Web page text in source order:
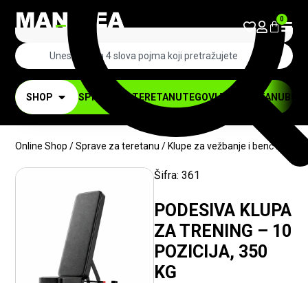
0
SHOP SPRAVE ZA TERETANUTEGOVI ZA TERETANU
Online Shop /Sprave za teretanu /Klupe za vežbanje i benč klupe
Šifra: 361
PODESIVA KLUPA
ZA TRENING – 10
POZICIJA, 350
KG